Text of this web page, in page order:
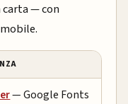
— con
— Google Fonts